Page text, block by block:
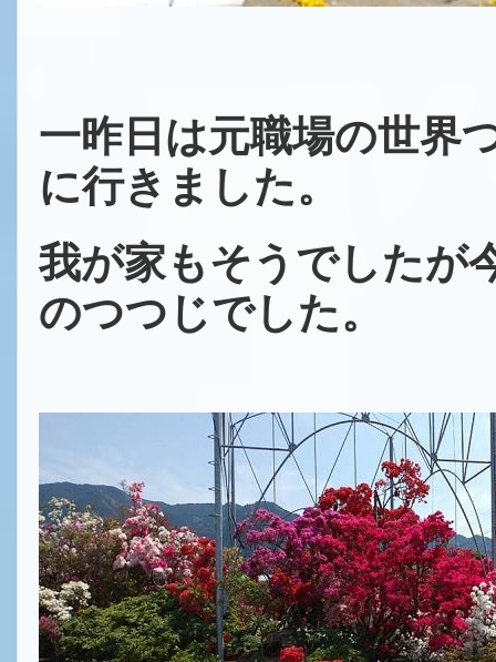
一昨日は元職場の世界
に行きました。
我が家もそうでしたが
のつつじでした。